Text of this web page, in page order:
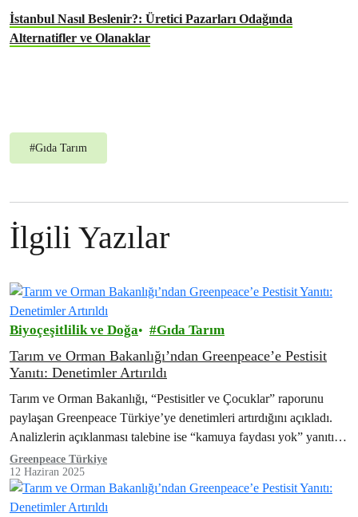
İstanbul Nasıl Beslenir?: Üretici Pazarları Odağında
Alternatifler ve Olanaklar
#Gıda Tarım
İlgili Yazılar
Biyoçeşitlilik ve Doğa Gıda Tarım
Tarım ve Orman Bakanlığı’ndan Greenpeace’e Pestisit
Yanıtı: Denetimler Artırıldı
Tarım ve Orman Bakanlığı, “Pestisitler ve Çocuklar” raporunu
paylaşan Greenpeace Türkiye’ye denetimleri artırdığını açıkladı.
Analizlerin açıklanması talebine ise “kamuya faydası yok” yanıtını
veriyor. Greenpeace, analizlerin açıklanması talebiyle hukuki
mücadeleyi de…
Greenpeace Türkiye
12 Haziran 2025